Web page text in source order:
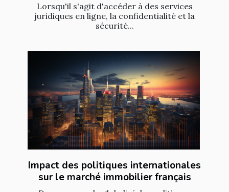
Lorsqu'il s'agit d'accéder à des services
juridiques en ligne, la confidentialité et la
sécurité...
Impact des politiques internationales
sur le marché immobilier français